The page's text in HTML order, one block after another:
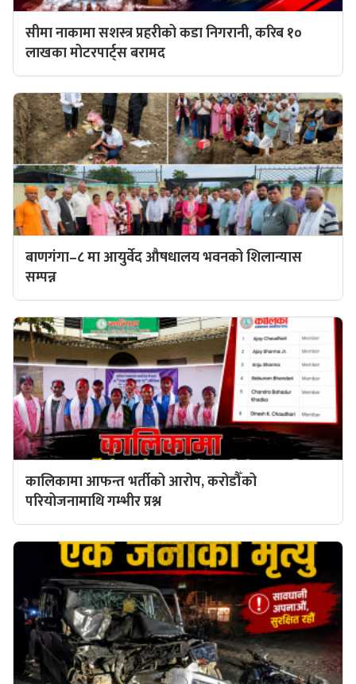
सीमा नाकामा सशस्त्र प्रहरीको कडा निगरानी, करिब १०
लाखका मोटरपार्ट्स बरामद
बाणगंगा–८ मा आयुर्वेद औषधालय भवनको शिलान्यास
सम्पन्न
कालिकामा आफन्त भर्तीको आरोप, करोडौँको
परियोजनामाथि गम्भीर प्रश्न